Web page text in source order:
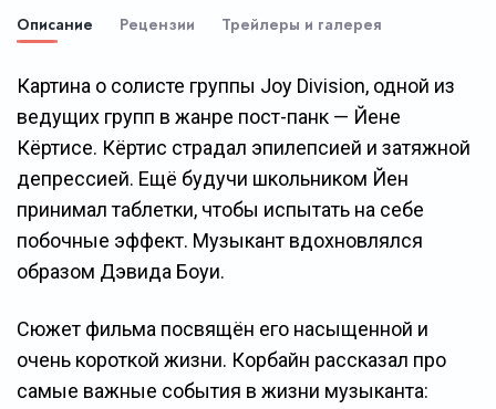
Описание Рецензии Трейлеры и галерея
Картина о солисте группы Joy Division, одной из
ведущих групп в жанре пост-панк — Йене
Кёртисе. Кёртис страдал эпилепсией и затяжной
депрессией. Ещё будучи школьником Йен
принимал таблетки, чтобы испытать на себе
побочные эффект. Музыкант вдохновлялся
образом Дэвида Боуи.
Сюжет фильма посвящён его насыщенной и
очень короткой жизни. Корбайн рассказал про
самые важные события в жизни музыканта: